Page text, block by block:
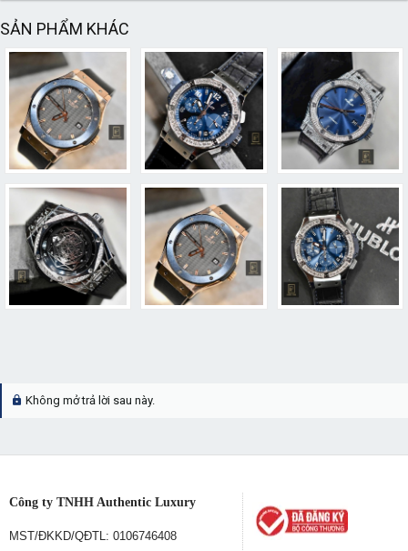
SẢN PHẨM KHÁC
Không mở trả lời sau này.
Công ty TNHH Authentic Luxury
MST/ĐKKD/QĐTL: 0106746408